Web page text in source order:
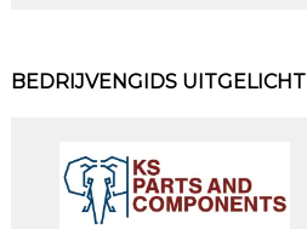
BEDRIJVENGIDS UITGELICHT